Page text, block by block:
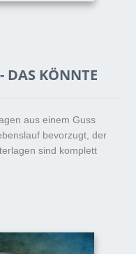
DAS KÖNNTE
aus einem Guss
bevorzugt, der
sind komplett